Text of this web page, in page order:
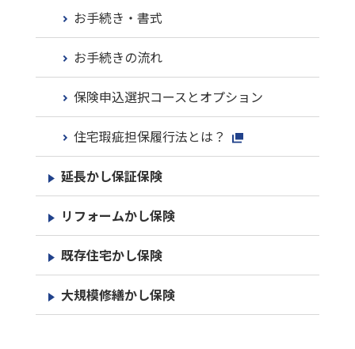
お手続き・書式
お手続きの流れ
保険申込選択コースとオプション
住宅瑕疵担保履行法とは？
延長かし保証保険
リフォームかし保険
既存住宅かし保険
大規模修繕かし保険